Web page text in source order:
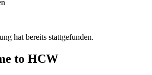
hat bereits stattgefunden.
to HCW